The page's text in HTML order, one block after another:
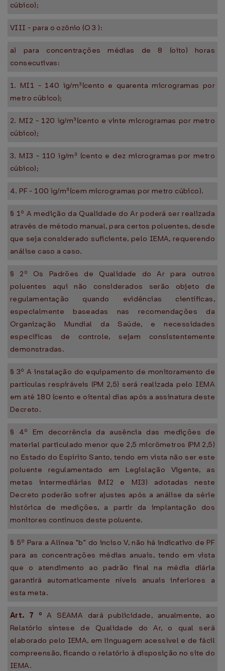
cúbico);
VIII - para o ozônio (O 3 ):
a) para concentrações médias de 8 (oito) horas
consecutivas:
1. MI1 - 140 ìg/m³(cento e quarenta microgramas por
metro cúbico);
2. MI2 - 120 ìg/m³(cento e vinte microgramas por metro
cúbico);
3. MI3 - 110 ìg/m³ (cento e dez microgramas por metro
cúbico);
4. PF - 100 ìg/m³(cem microgramas por metro cúbico).
§ 1º A medição da Qualidade do Ar poderá ser realizada
através de método manual, para certos poluentes, desde
que seja considerado suficiente, pelo IEMA, requerendo
análise caso a caso.
§ 2º Os Padrões de Qualidade do Ar para outros
poluentes aqui não considerados serão objeto de
regulamentação quando evidências científicas,
especialmente baseadas nas recomendações da
Organização Mundial da Saúde, e necessidades
específicas de controle, sejam consistentemente
demonstradas.
§ 3º A instalação do equipamento de monitoramento de
partículas respiráveis (PM 2,5) será realizada pelo IEMA
em até 180 (cento e oitenta) dias após a assinatura deste
Decreto.
§ 4º Em decorrência da ausência das medições de
material particulado menor que 2,5 micrômetros (PM 2,5)
no Estado do Espírito Santo, tendo em vista não ser este
poluente regulamentado em Legislação Vigente, as
metas intermediárias (MI2 e MI3) adotadas neste
Decreto poderão sofrer ajustes após a análise da série
histórica de medições, a partir da implantação dos
monitores contínuos deste poluente.
§ 5º Para a Alínea "b" do inciso V, não há indicativo de PF
para as concentrações médias anuais, tendo em vista
que o atendimento ao padrão final na média diária
garantirá automaticamente níveis anuais inferiores a
esta meta.
Art. 7 ºA SEAMA dará publicidade, anualmente, ao
Relatório síntese de Qualidade do Ar, o qual será
elaborado pelo IEMA, em linguagem acessível e de fácil
compreensão, ficando o relatório à disposição no site do
IEMA.